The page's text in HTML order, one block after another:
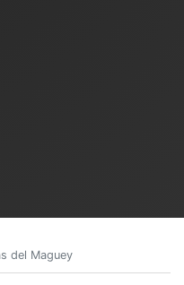
del Maguey